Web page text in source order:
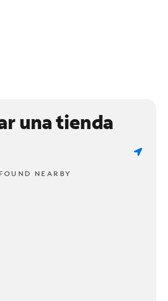
una tienda
NEARBY